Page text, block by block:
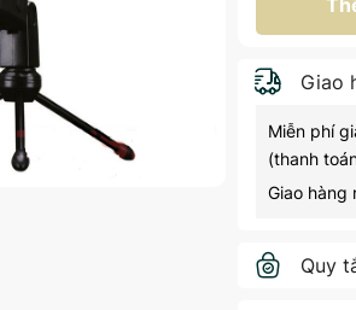
Giao
Miễn phí
(thanh
Giao hàng
Quy